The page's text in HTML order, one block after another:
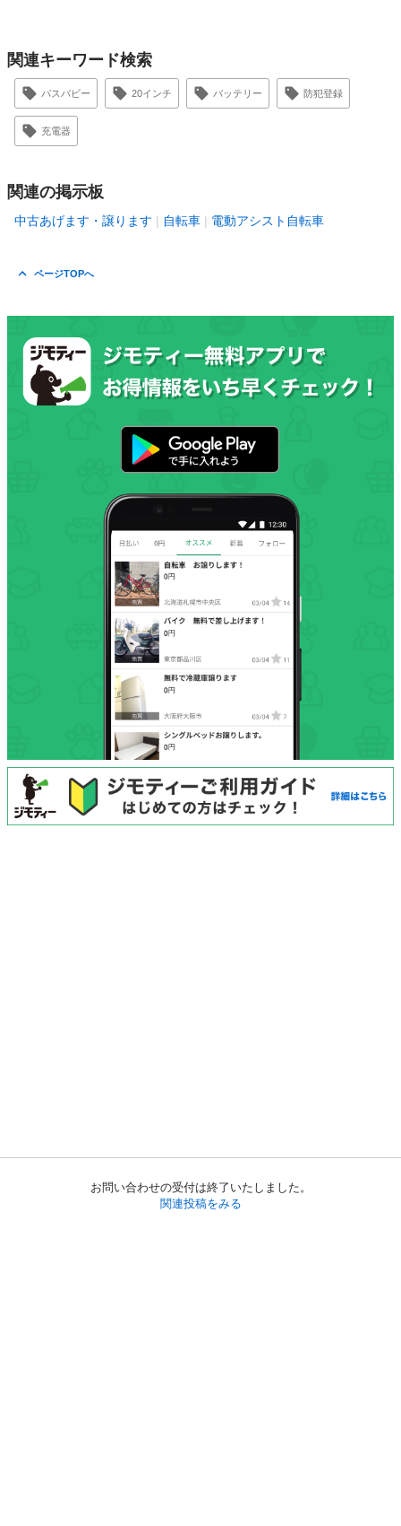
お問い合わせの受付は終了いたしました。
関連投稿をみる
関連キーワード検索
パスバビー 20インチ バッテリー 防犯登録
充電器
関連の掲示板
中古あげます・譲ります 自転車 電動アシスト自転車
ページTOPへ